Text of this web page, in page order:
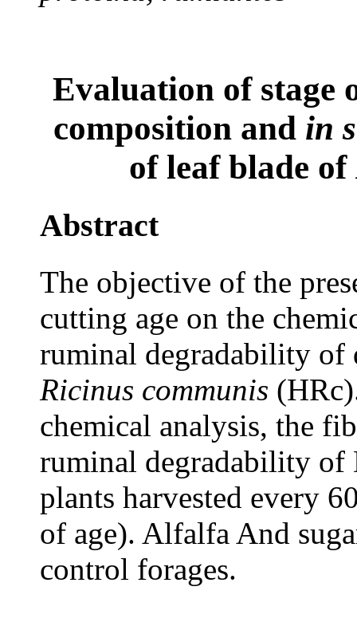
Evaluation of stage
composition and in
of leaf blade of
Abstract
The objective of the
cutting age on the
ruminal degradability
Ricinus communis
chemical analysis, the
ruminal degradability of
plants harvested every
of age). Alfalfa And
control forages.